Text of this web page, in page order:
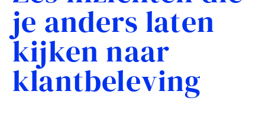
je anders laten
kijken naar
klantbeleving